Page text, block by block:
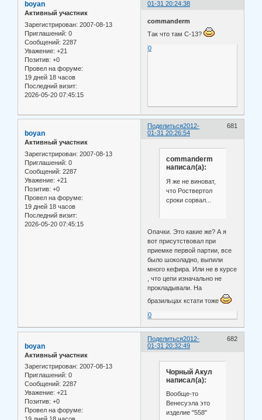
01-31 20:24:38
boyan
Активный участник
Зарегистрирован: 2007-08-13
Приглашений: 0
Сообщений: 2287
Уважение: +21
Позитив: +0
Провел на форуме:
19 дней 18 часов
Последний визит:
2026-05-20 07:45:15
commanderm
Так что там С-13?
0
Поделиться 681
2012-
01-31 20:26:54
boyan
Активный участник
Зарегистрирован: 2007-08-13
Приглашений: 0
Сообщений: 2287
Уважение: +21
Позитив: +0
Провел на форуме:
19 дней 18 часов
Последний визит:
2026-05-20 07:45:15
commanderm
написал(а):
Я же не виноват,
что Роствертол
сроки сорвал...
Опачки. Это какие же? А я
вот присутствовал при
приемке первой партии, все
было шоколадно, выпили
много кефира. Или не в курсе
, что цепи изначально не
прокладывали. На
бразильцах кстати тоже
0
Поделиться 682
2012-
01-31 20:32:49
boyan
Активный участник
Зарегистрирован: 2007-08-13
Приглашений: 0
Сообщений: 2287
Уважение: +21
Позитив: +0
Провел на форуме:
Чорный Акул
написал(а):
Вообще-то
Венесуэла это
изделие "558"